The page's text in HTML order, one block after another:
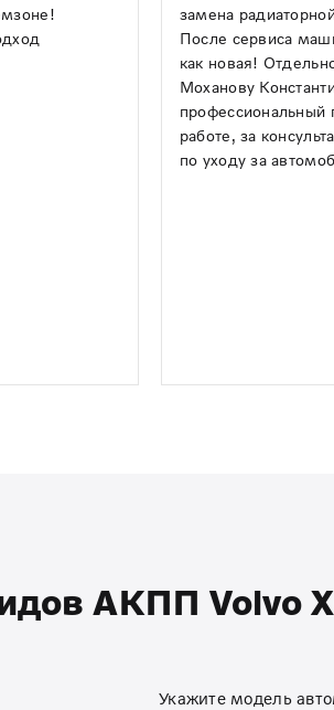
замена
После сервиса
как новая!
Моханову
профессиональный
работе, за
по уходу за
АКПП Volvo
Укажите модель